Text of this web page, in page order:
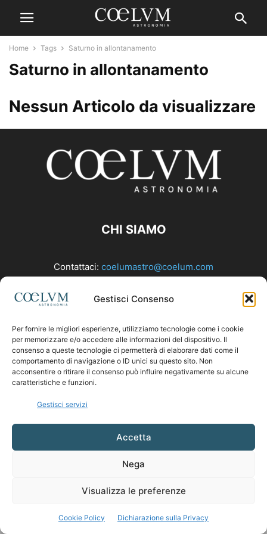
Gestisci Consenso
Per fornire le migliori esperienze, utilizziamo tecnologie come i cookie
per memorizzare e/o accedere alle informazioni del dispositivo. Il
consenso a queste tecnologie ci permetterà di elaborare dati come il
comportamento di navigazione o ID unici su questo sito. Non
acconsentire o ritirare il consenso può influire negativamente su alcune
caratteristiche e funzioni.
Gestisci servizi
Accetta
Nega
Visualizza le preferenze
Cookie Policy Dichiarazione sulla Privacy
Home Tags Saturno in allontanamento
Saturno in allontanamento
Nessun Articolo da visualizzare
CHI SIAMO
Contattaci: coelumastro@coelum.com
SEGUICI